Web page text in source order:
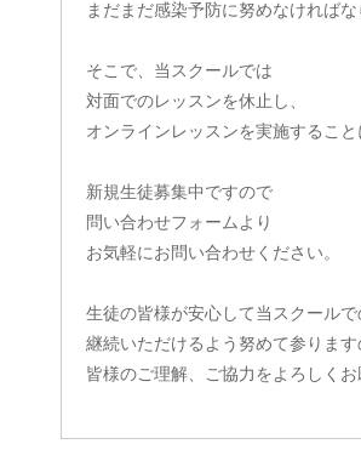
まだまだ感染予防に努めなければ
そこで、当スクールでは
対面でのレッスンを休止し、
オンラインレッスンを実施すること
新規生徒募集中ですので
問い合わせフォームより
お気軽にお問い合わせください。
生徒の皆様が安心して当スクール
継続いただけるよう努めて参ります
皆様のご理解、ご協力をよろしくお